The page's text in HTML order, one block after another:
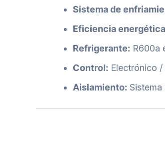
Sistema de
Eficiencia
Refrigerante: R600a
Control: Electrónico
Aislamiento: